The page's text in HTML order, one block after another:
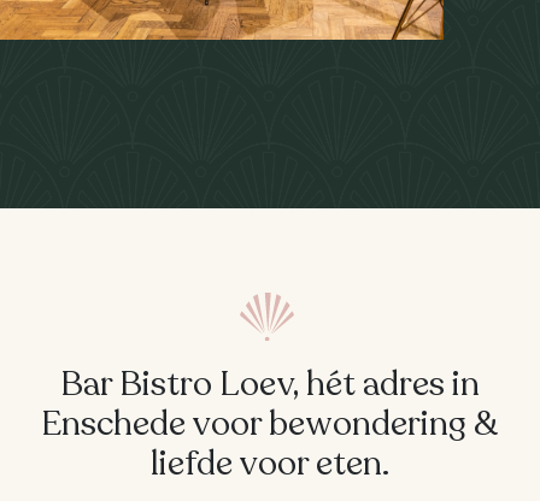
Bar Bistro Loev, hét adres in
Enschede voor bewondering &
liefde voor eten.